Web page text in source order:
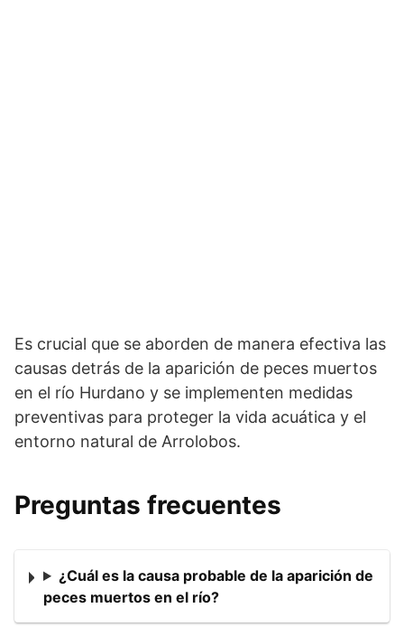
Es crucial que se aborden de manera efectiva las
causas detrás de la aparición de peces muertos
en el río Hurdano y se implementen medidas
preventivas para proteger la vida acuática y el
entorno natural de Arrolobos.
Preguntas frecuentes
¿Cuál es la causa probable de la aparición de
peces muertos en el río?